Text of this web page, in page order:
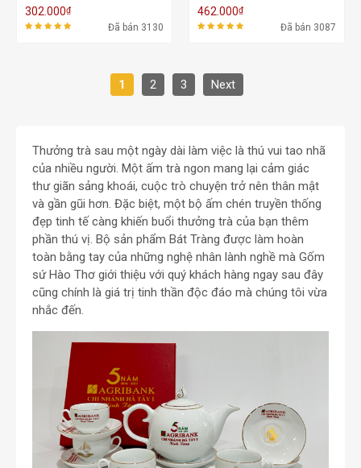
màu) ACVK1 -
550/700ml
302.000₫
Đã bán 3130
chén) ACVK6C -
500/700ml
462.000₫
Đã bán 3087
1 2 3 Next
Thưởng trà sau một ngày dài làm việc là thú vui tao nhã
của nhiều người. Một ấm trà ngon mang lại cảm giác
thư giãn sảng khoái, cuộc trò chuyện trở nên thân mật
và gần gũi hơn. Đặc biệt, một bộ ấm chén truyền thống
đẹp tinh tế càng khiến buổi thưởng trà của bạn thêm
phần thú vị. Bộ sản phẩm Bát Tràng được làm hoàn
toàn bằng tay của những nghệ nhân lành nghề mà Gốm
sứ Hào Thơ giới thiệu với quý khách hàng ngay sau đây
cũng chính là giá trị tinh thần độc đáo mà chúng tôi vừa
nhắc đến.